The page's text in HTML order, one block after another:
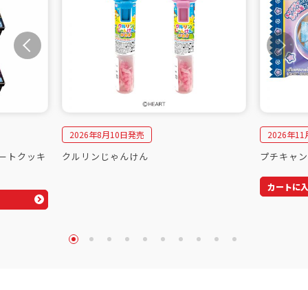
トクッキ
2026年8月10日発売
クルリンじゃんけん
2026年11
プチキャ
カートに